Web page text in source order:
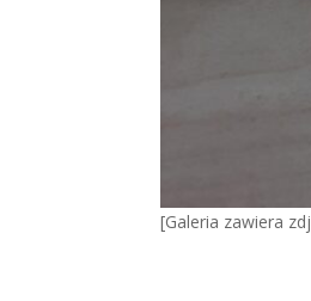
[Galeria zawiera